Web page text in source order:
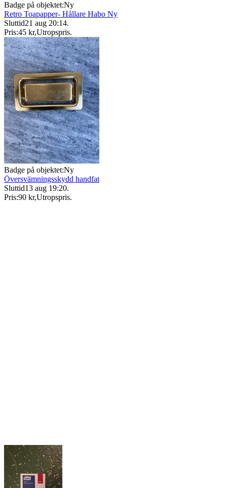
Badge på objektet:Ny
Retro Toapapper- Hållare Habo Ny
Sluttid21 aug 20:14.
Pris:45 kr,Utropspris.
Badge på objektet:Ny
Översvämningsskydd handfat
Sluttid13 aug 19:20.
Pris:90 kr,Utropspris.